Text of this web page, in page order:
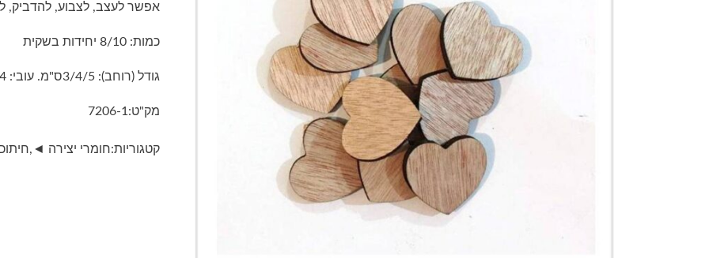
אפשר לעצב, לצבוע, להדביק,
כמות: 8/10 יחידות בשקית
גודל (רוחב): 3/4/5ס"מ. עובי: 4 מ"מ
מק"ט:7206-1
קטגוריות:חומרי יצירה ◄ ,